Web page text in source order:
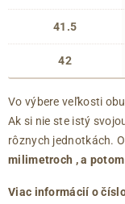
41.5
42
Vo výbere veľkosti
Ak si nie ste istý
rôznych jednotkách.
milimetroch , a
Viac informácií o